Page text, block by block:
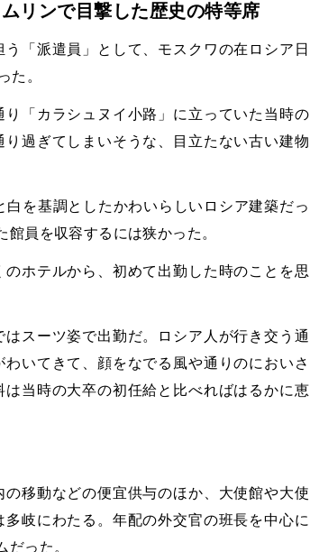
リンで目撃した歴史の特等席
「派遣員」として、モスクワの在ロシア日
た。
「カラシュヌイ小路」に立っていた当時の
過ぎてしまいそうな、目立たない古い建物
を基調としたかわいらしいロシア建築だっ
員を収容するには狭かった。
ホテルから、初めて出勤した時のことを思
スーツ姿で出勤だ。ロシア人が行き交う通
いてきて、顔をなでる風や通りのにおいさ
当時の大卒の初任給と比べればはるかに恵
移動などの便宜供与のほか、大使館や大使
岐にわたる。年配の外交官の班長を中心に
った。